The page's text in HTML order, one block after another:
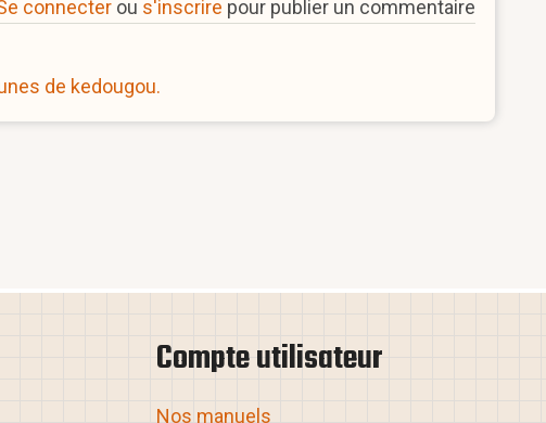
connecter ou s'inscrire pour publier un commentaire
de kedougou.
Compte utilisateur
Nos manuels